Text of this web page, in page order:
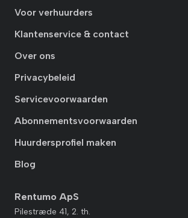
Voor verhuurders
Klantenservice & contact
Over ons
Privacybeleid
Servicevoorwaarden
Abonnementsvoorwaarden
Huurdersprofiel maken
Blog
Rentumo ApS
Pilestræde 41, 2. th.